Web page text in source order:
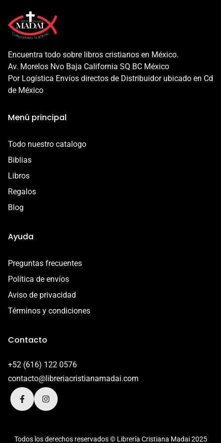
Nuestros productos pasan por un riguroso proceso de
calidad para que tengas una experiencia increíble.
siguientes casos:
- Daño en el envío
- Defecto o error de fabricación
contacto@libreriacristianamadai.com, ¡Te
acompañaremos en el proceso!
mercadopago para finalizar tu compra, esto te garantiza
una experiencia increíble, ya que tu compras esta
protegida en todo momento.
Encuentra todo sobre libros cristianos en México.
Av. Morelos Nvo Baja California SQ BC México
Por Logística Envíos directos de Distribuidor ubicado en Cd
de México
Menú principal
Todo nuestro catalogo
Biblias
Libros
Regalos
Blog
Ayuda
Preguntas frecuentes
Política de envíos
Aviso de privacidad
Términos y condiciones
Contacto
+52 (616) 122 0576
contacto@libreriacristianamadai.com
Todos los derechos reservados © Librería Cristiana Madai 2025